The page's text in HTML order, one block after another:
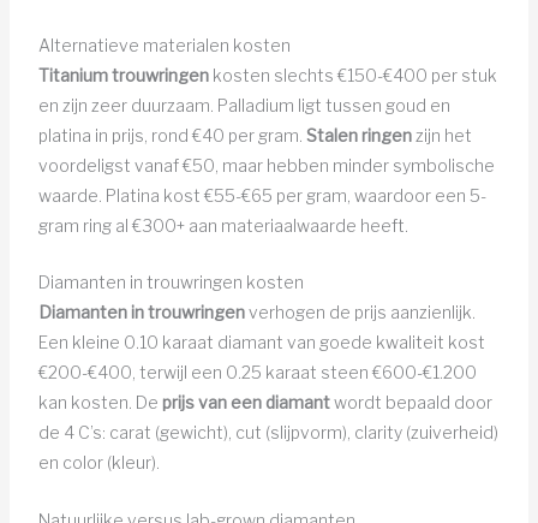
Alternatieve materialen kosten
Titanium trouwringenkosten slechts €150-€400 per stuk
en zijn zeer duurzaam. Palladium ligt tussen goud en
platina in prijs, rond €40 per gram. Stalen ringenzijn het
voordeligst vanaf €50, maar hebben minder symbolische
waarde. Platina kost €55-€65 per gram, waardoor een 5-
gram ring al €300+ aan materiaalwaarde heeft.
Diamanten in trouwringen kosten
Diamanten in trouwringenverhogen de prijs aanzienlijk.
Een kleine 0.10 karaat diamant van goede kwaliteit kost
€200-€400, terwijl een 0.25 karaat steen €600-€1.200
kan kosten. De prijs van een diamantwordt bepaald door
de 4 C’s: carat (gewicht), cut (slijpvorm), clarity (zuiverheid)
en color (kleur).